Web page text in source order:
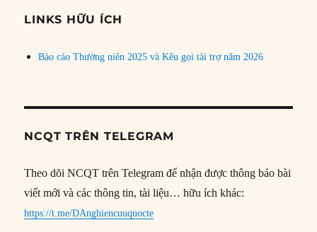
đề
LINKS HỮU ÍCH
Báo cáo Thường niên 2025 và Kêu gọi tài trợ năm 2026
NCQT TRÊN TELEGRAM
Theo dõi NCQT trên Telegram để nhận được thông báo bài
viết mới và các thông tin, tài liệu… hữu ích khác:
https://t.me/DAnghiencuuquocte